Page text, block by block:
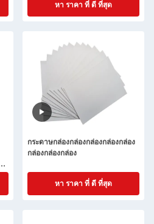
หา ราคา ที่ ดี ที่สุด
กระดาษกล่องกล่องกล่องกล่องกล่อง
กล่องกล่องกล่อง
หา ราคา ที่ ดี ที่สุด